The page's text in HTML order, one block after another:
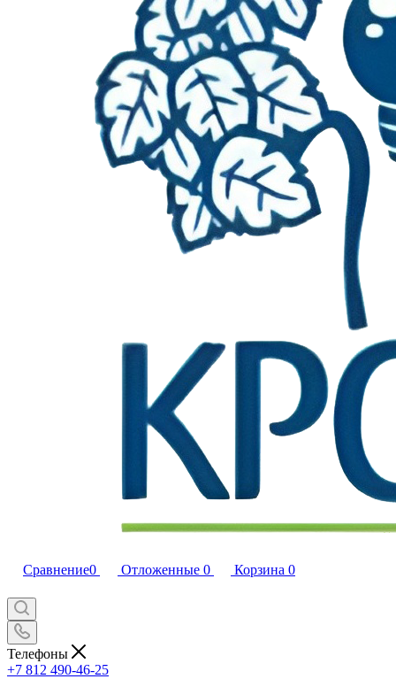
Сравнение0 Отложенные 0 Корзина 0
Телефоны
+7 812 490-46-25